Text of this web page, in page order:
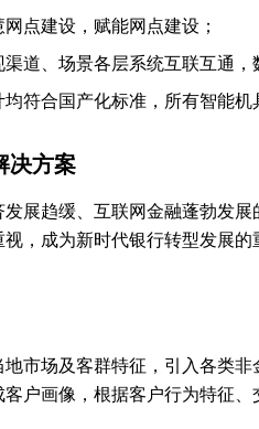
点建设，赋能网点建设；
道、场景各层系统互联互通
符合国产化标准，所有智能机
决方案
展趋缓、互联网金融蓬勃发
，成为新时代银行转型发展的
市场及客群特征，引入各类
户画像，根据客户行为特征